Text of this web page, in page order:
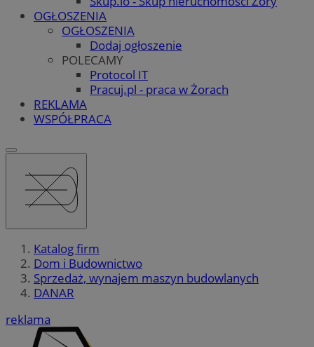
OGŁOSZENIA
OGŁOSZENIA
Dodaj ogłoszenie
POLECAMY
Protocol IT
Pracuj.pl - praca w Żorach
REKLAMA
WSPÓŁPRACA
Katalog firm
Dom i Budownictwo
Sprzedaż, wynajem maszyn budowlanych
DANAR
reklama